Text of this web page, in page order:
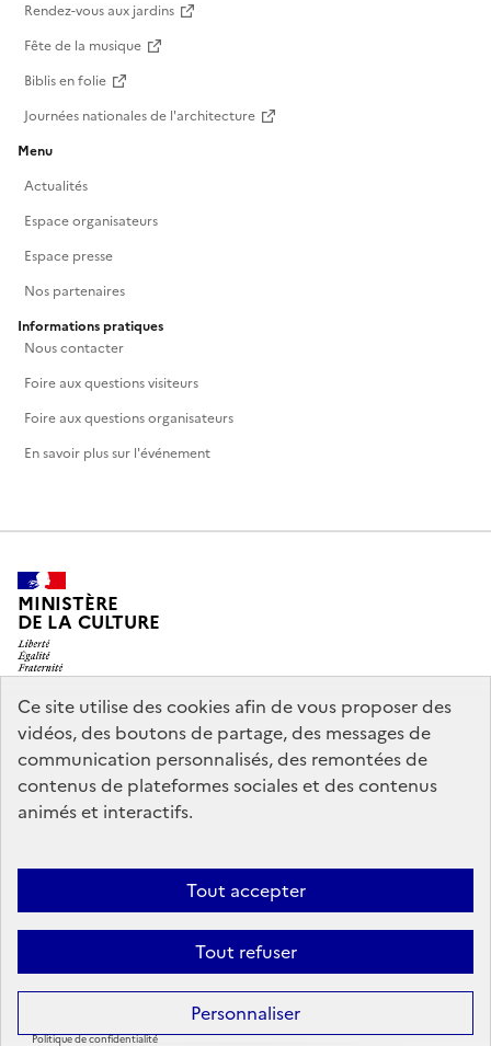
Ce site utilise des cookies afin de vous proposer des
vidéos, des boutons de partage, des messages de
communication personnalisés, des remontées de
contenus de plateformes sociales et des contenus
animés et interactifs.
Tout accepter
Tout refuser
Personnaliser
Politique de confidentialité
Rendez-vous aux jardins
Fête de la musique
Biblis en folie
Journées nationales de l'architecture
Menu
Actualités
Espace organisateurs
Espace presse
Nos partenaires
Informations pratiques
Nous contacter
Foire aux questions visiteurs
Foire aux questions organisateurs
En savoir plus sur l'événement
MINISTÈRE
DE LA CULTURE
legifrance.gouv.fr
info.gouv.fr
service-public.gouv.fr
data.gouv.fr
Mentions légales
conforme
Politique d’utilisation des témoins de connexion
Sauf mention contraire, tous les contenus de ce site sont sous